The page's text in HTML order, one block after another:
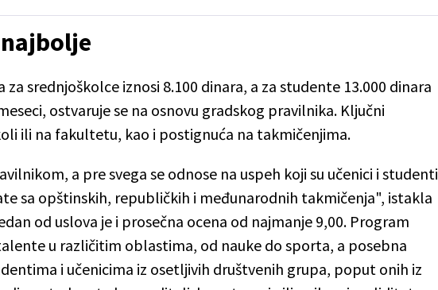
za srednjoškolce iznosi 8.100 dinara, a za studente 13.000 dinara
ostvaruje se na osnovu gradskog pravilnika. Ključni
ili na fakultetu, kao i postignuća na takmičenjima.
a pre svega se odnose na uspeh koji su učenici i studenti
sa opštinskih, republičkih i međunarodnih takmičenja", istakla
od uslova je i prosečna ocena od najmanje 9,00. Program
u različitim oblastima, od nauke do sporta, a posebna
i učenicima iz osetljivih društvenih grupa, poput onih iz